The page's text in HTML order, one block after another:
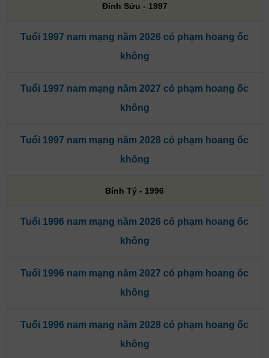
Đinh Sửu - 1997
Tuổi 1997 nam mạng năm 2026 có phạm hoang ốc
không
Tuổi 1997 nam mạng năm 2027 có phạm hoang ốc
không
Tuổi 1997 nam mạng năm 2028 có phạm hoang ốc
không
Bính Tý - 1996
Tuổi 1996 nam mạng năm 2026 có phạm hoang ốc
không
Tuổi 1996 nam mạng năm 2027 có phạm hoang ốc
không
Tuổi 1996 nam mạng năm 2028 có phạm hoang ốc
không